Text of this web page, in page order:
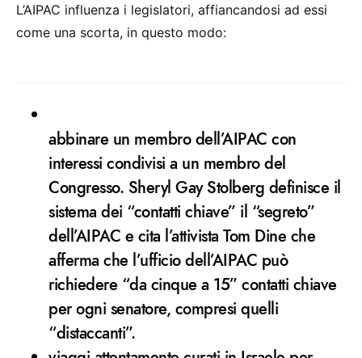
L’AIPAC influenza i legislatori, affiancandosi ad essi
come una scorta, in questo modo:
abbinare un membro dell’AIPAC con
interessi condivisi a un membro del
Congresso. Sheryl Gay Stolberg definisce il
sistema dei “contatti chiave” il “segreto”
dell’AIPAC e cita l’attivista Tom Dine che
afferma che l’ufficio dell’AIPAC può
richiedere “da cinque a 15” contatti chiave
per ogni senatore, compresi quelli
“distaccanti”.